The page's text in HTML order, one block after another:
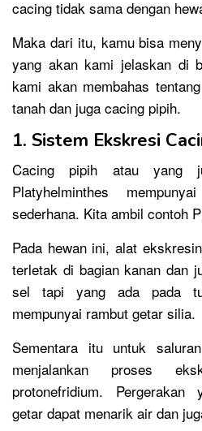
cacing tidak sama dengan
Maka dari itu, kamu bisa
yang akan kami jelaskan di
kami akan membahas
tanah dan juga cacing pipih.
1. Sistem Ekskresi
Cacing pipih atau yang
Platyhelminthes
sederhana. Kita ambil contoh
Pada hewan ini, alat
terletak di bagian kanan dan
sel tapi yang ada pada
mempunyai rambut getar silia.
Sementara itu untuk
menjalankan proses
protonefridium.
getar dapat menarik air dan